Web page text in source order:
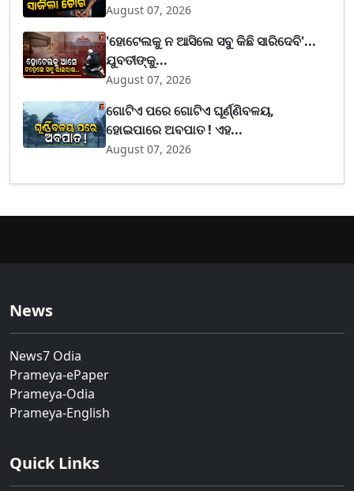
August 07, 2026
'ହୋଟେଲକୁ ନ ଆସିଲେ ସବୁ କିଛି ସାରିଦେବି'...
ଯୁବତୀଙ୍କୁ...
August 07, 2026
ଗୋଟିଏ ପରେ ଗୋଟିଏ ଘୂର୍ଣ୍ଣିବଳୟ,
ହୋଇପାରେ ଅବପାତ ! ଏହ...
August 07, 2026
News
News7 Odia
Prameya-ePaper
Prameya-Odia
Prameya-English
Quick Links